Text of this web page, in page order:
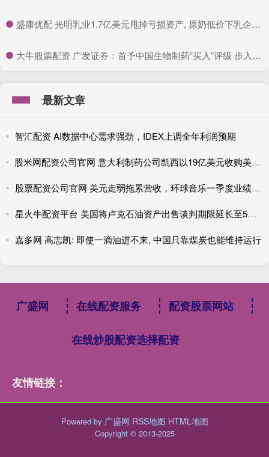
​盛康优配 光明乳业1.7亿美元甩掉亏损资产, 原奶低价下乳企如何“变通”?
​大牛股票配资 广发证券：首予中国生物制药“买入”评级 步入创新发展新阶段
最新文章
智汇配资 AI数据中心需求强劲，IDEX上调全年利润预期
股米网配资公司官网 意大利制药公司凯西以19亿美元收购美国竞争对手KalVista
股票配资公司官网 美元走弱拖累营收，环球音乐一季度业绩持平
星火牛配资平台 美国将卢克石油资产出售谈判期限延长至5月30日
嘉多网 高志凯: 即使一滴油进不来, 中国只靠煤炭也能维持运行
广盛网 在线配资服务 配资股票网站
在线炒股配资选择配资
友情链接：
Powered by 广盛网 RSS地图 HTML地图
Copyright © 2013-2025